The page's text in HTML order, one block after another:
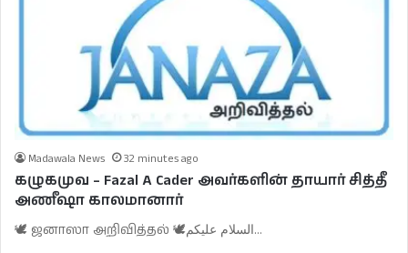
Madawala News 32 minutes ago
கழுகமுவ – Fazal A Cader அவர்களின் தாயார் சித்தீ
அணீஷா காலமானார்
🕊️ ஜனாஸா அறிவித்தல் 🕊️السلام عليكم…